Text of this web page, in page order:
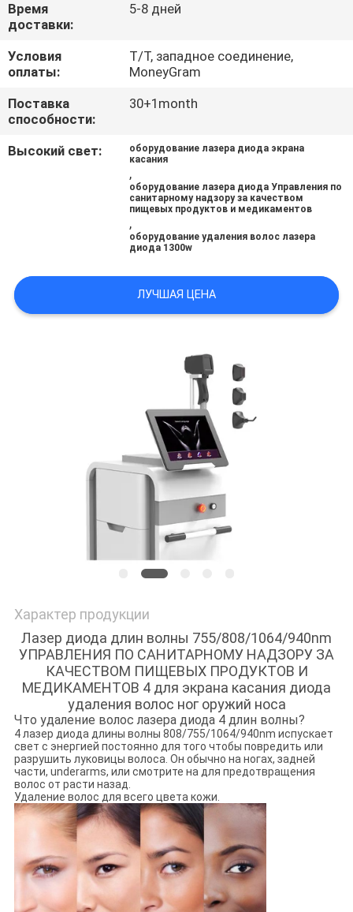
Время
доставки:
5-8 дней
Условия
оплаты:
T/T, западное соединение,
MoneyGram
Поставка
способности:
30+1month
Высокий свет:
оборудование лазера диода экрана
касания
,
оборудование лазера диода Управления по
санитарному надзору за качеством
пищевых продуктов и медикаментов
,
оборудование удаления волос лазера
диода 1300w
ЛУЧШАЯ ЦЕНА
Характер продукции
Лазер диода длин волны 755/808/1064/940nm
УПРАВЛЕНИЯ ПО САНИТАРНОМУ НАДЗОРУ ЗА
КАЧЕСТВОМ ПИЩЕВЫХ ПРОДУКТОВ И
МЕДИКАМЕНТОВ 4 для экрана касания диода
удаления волос ног оружий носа
Что удаление волос лазера диода 4 длин волны?
4 лазер диода длины волны 808/755/1064/940nm испускает
свет с энергией постоянно для того чтобы повредить или
разрушить луковицы волоса. Он обычно на ногах, задней
части, underarms, или смотрите на для предотвращения
волос от расти назад.
Удаление волос для всего цвета кожи.